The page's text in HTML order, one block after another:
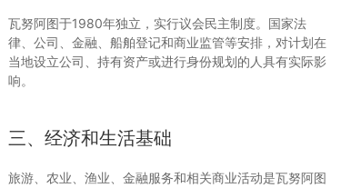
瓦努阿图于1980年独立，实行议会民主制度。国家法
律、公司、金融、船舶登记和商业监管等安排，对计划在
当地设立公司、持有资产或进行身份规划的人具有实际影
响。
三、经济和生活基础
旅游、农业、渔业、金融服务和相关商业活动是瓦努阿图